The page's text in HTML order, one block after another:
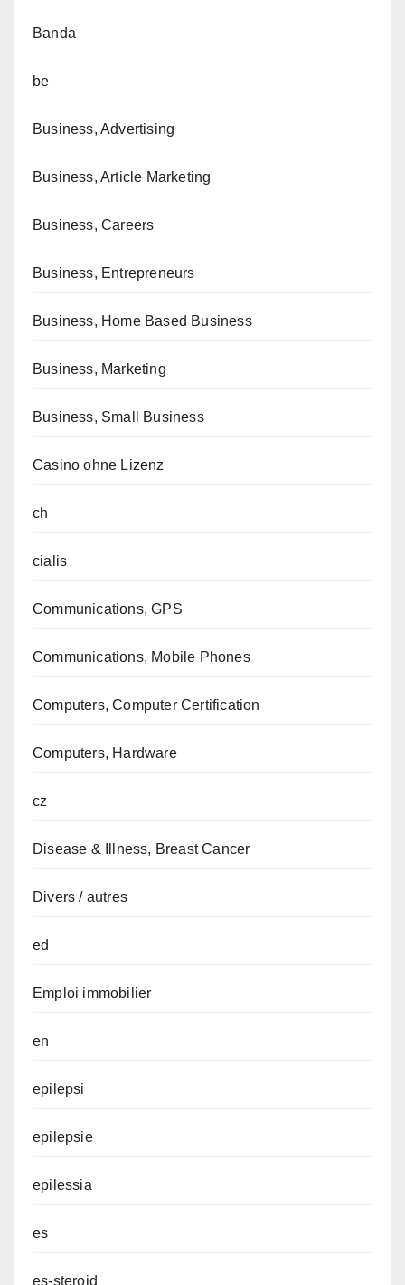
Banda
be
Business, Advertising
Business, Article Marketing
Business, Careers
Business, Entrepreneurs
Business, Home Based Business
Business, Marketing
Business, Small Business
Casino ohne Lizenz
ch
cialis
Communications, GPS
Communications, Mobile Phones
Computers, Computer Certification
Computers, Hardware
cz
Disease & Illness, Breast Cancer
Divers / autres
ed
Emploi immobilier
en
epilepsi
epilepsie
epilessia
es
es-steroid